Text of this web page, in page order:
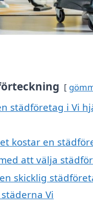
städföretag i Vi
kostar en
att välja
skicklig
Vi